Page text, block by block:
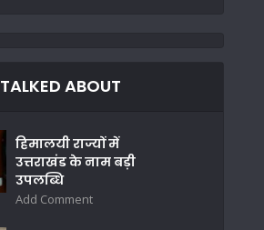
TALKED ABOUT
हिमालयी राज्यों में
उत्तराखंड के नाम बड़ी
उपलब्धि
Add Comment